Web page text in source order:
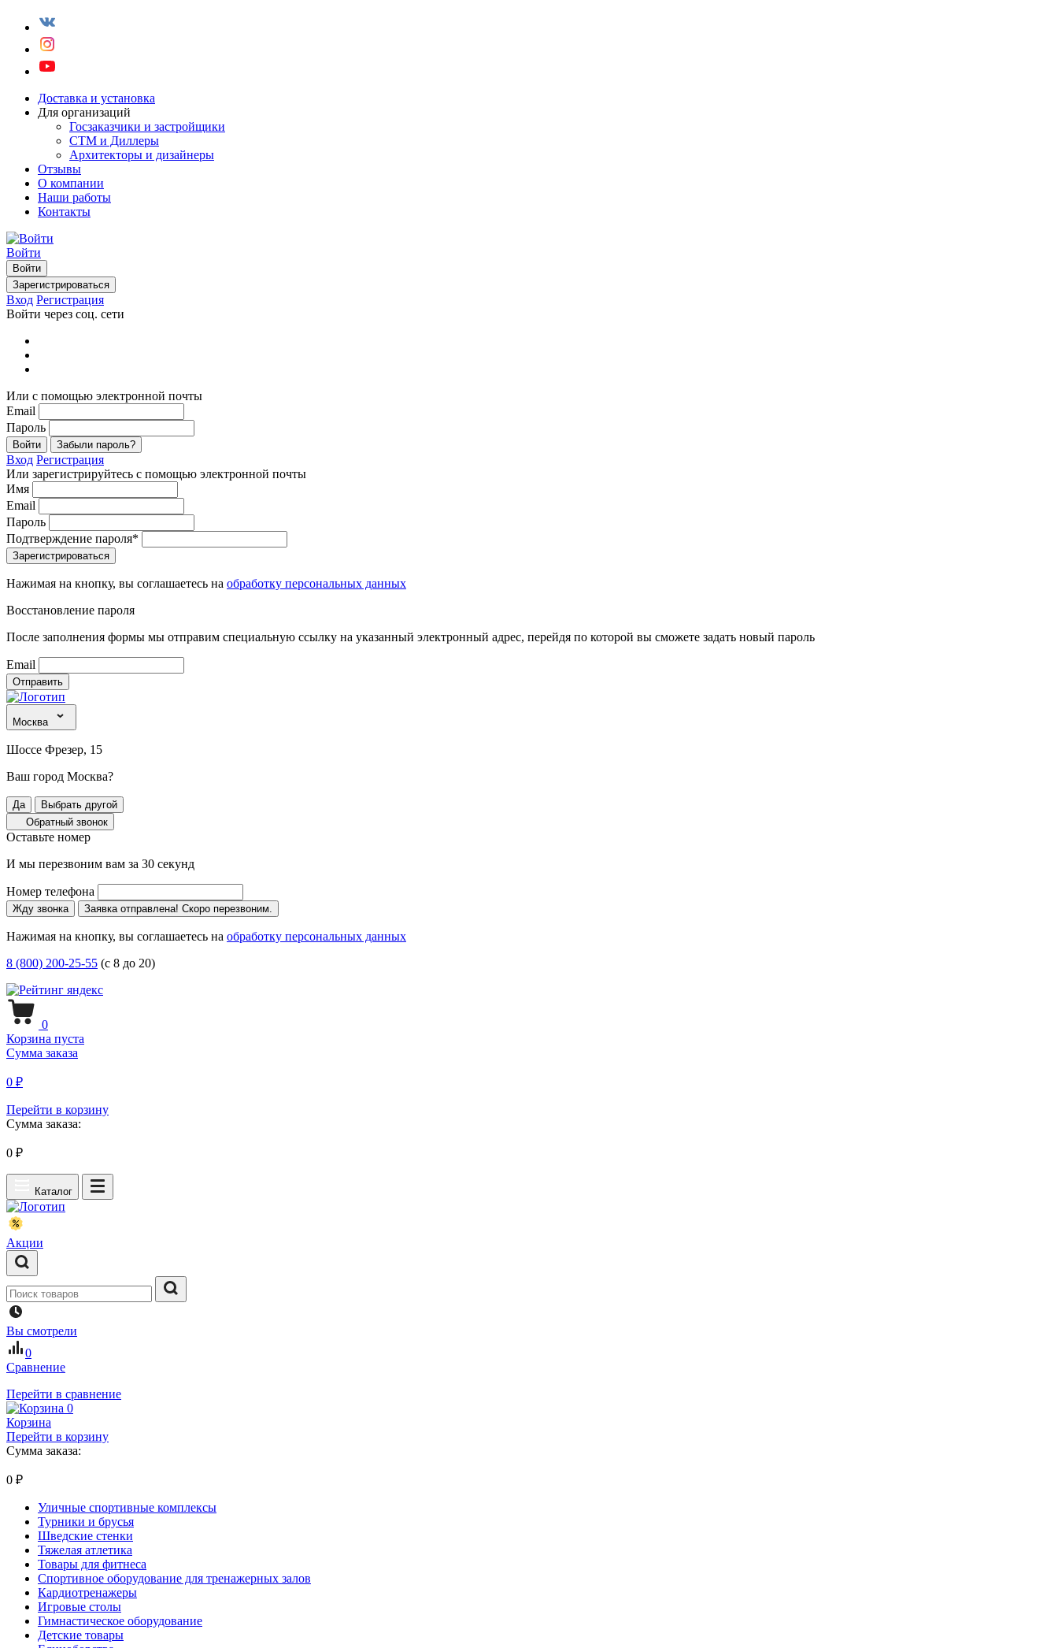
Доставка и установка
Для организаций
Госзаказчики и застройщики
СТМ и Диллеры
Архитекторы и дизайнеры
Отзывы
О компании
Наши работы
Контакты
Войти
Войти
Зарегистрироваться
Вход Регистрация
Войти через соц. сети
Или с помощью электронной почты
Email
Пароль
Войти Забыли пароль?
Вход Регистрация
Или зарегистрируйтесь с помощью электронной почты
Имя
Email
Пароль
Подтверждение пароля*
Зарегистрироваться
Нажимая на кнопку, вы соглашаетесь на обработку персональных данных
Восстановление пароля
После заполнения формы мы отправим специальную ссылку на указанный электронный адрес, перейдя по которой вы сможете задать новый пароль
Email
Отправить
Москва
Шоссе Фрезер, 15
Ваш город Москва?
Да
Выбрать другой
Обратный звонок
Оставьте номер
И мы перезвоним вам за 30 секунд
Номер телефона
Жду звонка Заявка отправлена! Скоро перезвоним.
Нажимая на кнопку, вы соглашаетесь на обработку персональных данных
8 (800) 200-25-55 (с 8 до 20)
0
Корзина пуста
Сумма заказа
0 ₽
Перейти в корзину
Сумма заказа:
0 ₽
Каталог
Акции
Вы смотрели
0
Сравнение
Перейти в сравнение
0
Корзина
Перейти в корзину
Сумма заказа:
0 ₽
Уличные спортивные комплексы
Турники и брусья
Шведские стенки
Тяжелая атлетика
Товары для фитнеса
Спортивное оборудование для тренажерных залов
Кардиотренажеры
Игровые столы
Гимнастическое оборудование
Детские товары